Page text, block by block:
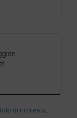
di richiesta,